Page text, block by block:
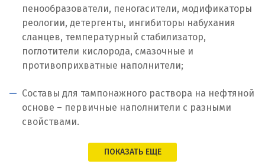
Камышлов
Караганда
Качканар
Киров
пенообразователи, пеногасители, модификаторы
реологии, детергенты, ингибиторы набухания
сланцев, температурный стабилизатор,
поглотители кислорода, смазочные и
противоприхватные наполнители;
Составы для тампонажного раствора на нефтяной
основе – первичные наполнители с разными
свойствами.
ПОКАЗАТЬ ЕЩЕ